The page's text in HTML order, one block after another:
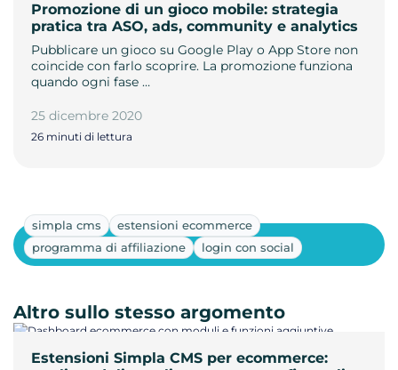
Promozione di un gioco mobile: strategia
pratica tra ASO, ads, community e analytics
Pubblicare un gioco su Google Play o App Store non
coincide con farlo scoprire. La promozione funziona
quando ogni fase …
25 dicembre 2020
26 minuti di lettura
simpla cms
estensioni ecommerce
programma di affiliazione
login con social
Estensioni Simpla CMS per ecommerce:
Mostra altri
Altro sullo stesso argomento